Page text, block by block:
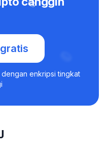
enkripsi tingkat